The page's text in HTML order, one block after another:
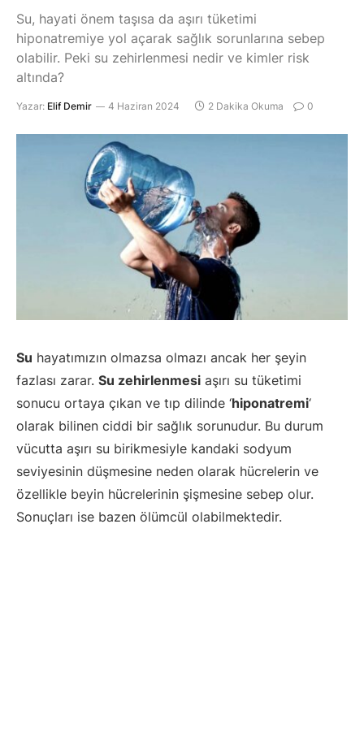
Su, hayati önem taşısa da aşırı tüketimi
hiponatremiye yol açarak sağlık sorunlarına sebep
olabilir. Peki su zehirlenmesi nedir ve kimler risk
altında?
Yazar: Elif Demir 4 Haziran 2024 2 Dakika Okuma 0
Su hayatımızın olmazsa olmazı ancak her şeyin
fazlası zarar. Su zehirlenmesi aşırı su tüketimi
sonucu ortaya çıkan ve tıp dilinde ‘hiponatremi‘
olarak bilinen ciddi bir sağlık sorunudur. Bu durum
vücutta aşırı su birikmesiyle kandaki sodyum
seviyesinin düşmesine neden olarak hücrelerin ve
özellikle beyin hücrelerinin şişmesine sebep olur.
Sonuçları ise bazen ölümcül olabilmektedir.